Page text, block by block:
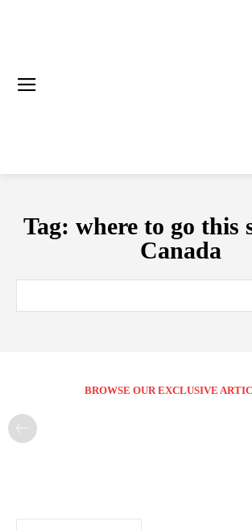
Tag: where to go this
Canada
BROWSE OUR EXCLUSIVE